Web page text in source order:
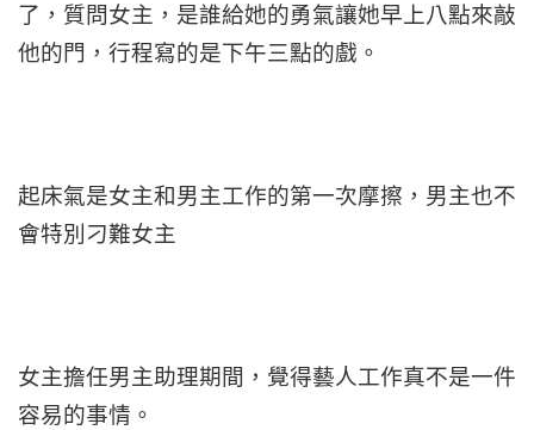
了，質問女主，是誰給她的勇氣讓她早上八點來敲
他的門，行程寫的是下午三點的戲。
起床氣是女主和男主工作的第一次摩擦，男主也不
會特別刁難女主
女主擔任男主助理期間，覺得藝人工作真不是一件
容易的事情。